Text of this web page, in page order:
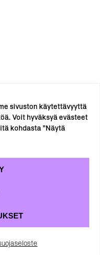
sivuston käytettävyyttä
Voit hyväksyä evästeet
kohdasta ”Näytä
→